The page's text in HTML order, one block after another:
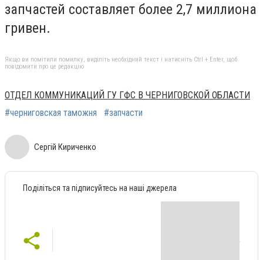
запчастей составляет более 2,7 миллиона
гривен.
Якщо ви помітили помилку, виділіть необхідний текст і натисніть Ctrl + Enter, щоб
повідомити про це редакцію
ОТДЕЛ КОММУНИКАЦИЙ ГУ ГФС В ЧЕРНИГОВСКОЙ ОБЛАСТИ
#черниговская таможня
#запчасти
Сергій Кириченко
Поділіться та підписуйтесь на наші джерела